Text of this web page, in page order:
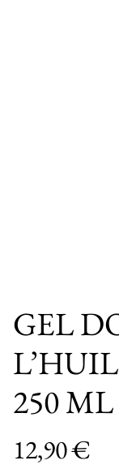
GEL
250 ML
12,90 €